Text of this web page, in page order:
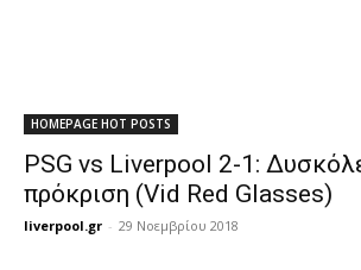
HOMEPAGE HOT POSTS
PSG vs Liverpool 2-1:
πρόκριση (Vid Red Glasses)
liverpool.gr - 29 Νοεμβρίου 2018